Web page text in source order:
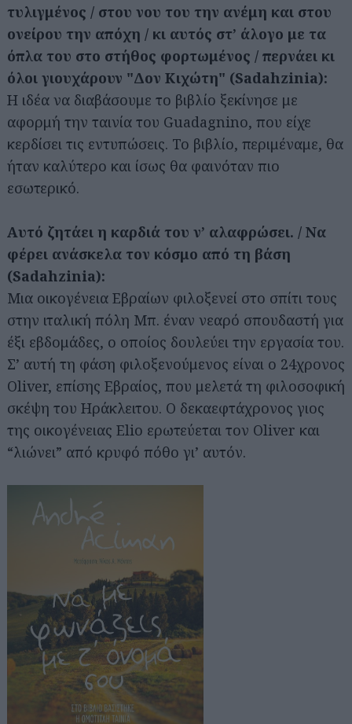
τυλιγμένος / στου νου του την ανέμη και στου
ονείρου την απόχη / κι αυτός στ’ άλογο με τα
όπλα του στο στήθος φορτωμένος / περνάει κι
όλοι γιουχάρουν "Δον Κιχώτη" (Sadahzinia):
Η ιδέα να διαβάσουμε το βιβλίο ξεκίνησε με
αφορμή την ταινία του Guadagnino, που είχε
κερδίσει τις εντυπώσεις. Το βιβλίο, περιμέναμε, θα
ήταν καλύτερο και ίσως θα φαινόταν πιο
εσωτερικό.
Αυτό ζητάει η καρδιά του ν’ αλαφρώσει. / Να
φέρει ανάσκελα τον κόσμο από τη βάση
(Sadahzinia):
Μια οικογένεια Εβραίων φιλοξενεί στο σπίτι τους
στην ιταλική πόλη Μπ. έναν νεαρό σπουδαστή για
έξι εβδομάδες, ο οποίος δουλεύει την εργασία του.
Σ’ αυτή τη φάση φιλοξενούμενος είναι ο 24χρονος
Oliver, επίσης Εβραίος, που μελετά τη φιλοσοφική
σκέψη του Ηράκλειτου. Ο δεκαεφτάχρονος γιος
της οικογένειας Elio ερωτεύεται τον Oliver και
“λιώνει” από κρυφό πόθο γι’ αυτόν.